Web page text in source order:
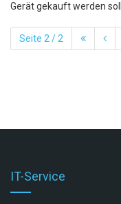
Gerät gekauft werden
Seite 2 / 2
IT-Service